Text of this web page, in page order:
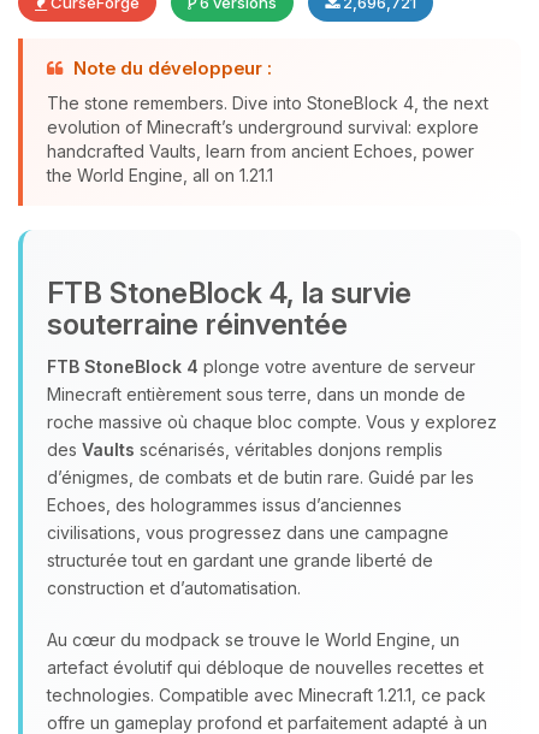
Note du développeur :
The stone remembers. Dive into StoneBlock 4, the next
evolution of Minecraft’s underground survival: explore
handcrafted Vaults, learn from ancient Echoes, power
the World Engine, all on 1.21.1
FTB StoneBlock 4, la survie
souterraine réinventée
FTB StoneBlock 4 plonge votre aventure de serveur
Minecraft entièrement sous terre, dans un monde de
roche massive où chaque bloc compte. Vous y explorez
des Vaults scénarisés, véritables donjons remplis
d’énigmes, de combats et de butin rare. Guidé par les
Echoes, des hologrammes issus d’anciennes
civilisations, vous progressez dans une campagne
structurée tout en gardant une grande liberté de
construction et d’automatisation.
Au cœur du modpack se trouve le World Engine, un
artefact évolutif qui débloque de nouvelles recettes et
technologies. Compatible avec Minecraft 1.21.1, ce pack
offre un gameplay profond et parfaitement adapté à un
Youpi, enfin quelqu’un pour me
parler ! Moi c’est Choupy, ton petit
07/08/2026 à 17:33